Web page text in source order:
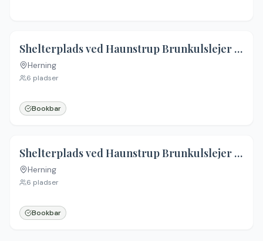
Shelterplads ved Haunstrup Brunkulslejer - shelter 1
Herning
6 pladser
Bookbar
Shelterplads ved Haunstrup Brunkulslejer - shelter 2
Herning
6 pladser
Bookbar